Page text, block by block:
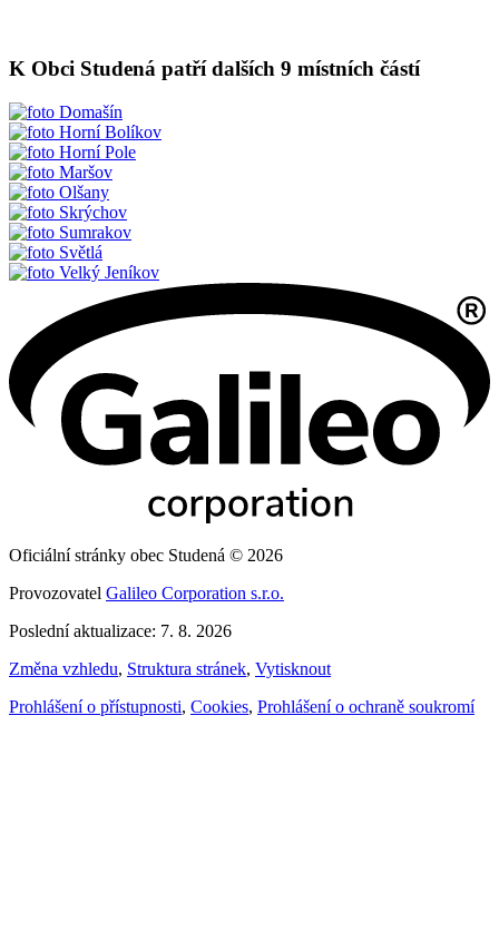
K Obci Studená patří dalších 9 místních částí
Domašín
Horní Bolíkov
Horní Pole
Maršov
Olšany
Skrýchov
Sumrakov
Světlá
Velký Jeníkov
Oficiální stránky obec Studená © 2026
Provozovatel Galileo Corporation s.r.o.
Poslední aktualizace: 7. 8. 2026
Změna vzhledu, Struktura stránek, Vytisknout
Prohlášení o přístupnosti, Cookies, Prohlášení o ochraně soukromí